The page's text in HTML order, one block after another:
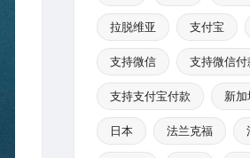
拉脱维亚 支付宝
支持微信 支持微信付
支持支付宝付款 新加
日本 法兰克福